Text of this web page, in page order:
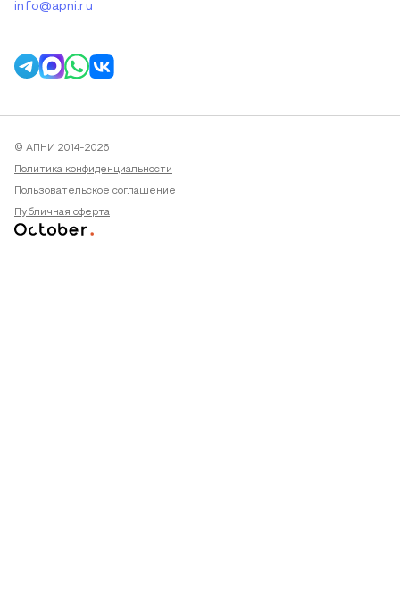
info@apni.ru
© АПНИ 2014-2026
Политика конфиденциальности
Пользовательское соглашение
Публичная оферта